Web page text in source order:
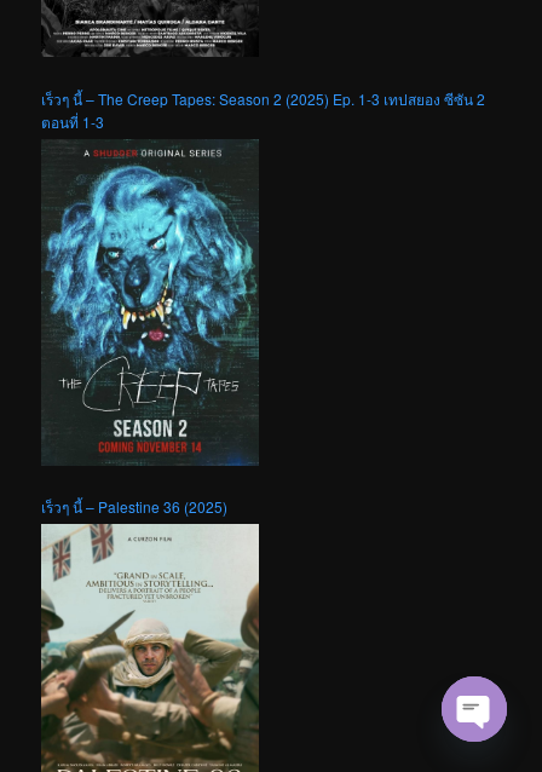
เร็วๆ นี้ – The Creep Tapes: Season 2 (2025) Ep. 1-3 เทปสยอง ซีซัน 2
ตอนที่ 1-3
เร็วๆ นี้ – Palestine 36 (2025)